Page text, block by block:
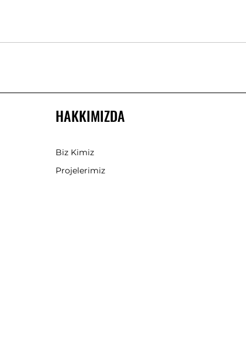
HAKKIMIZDA
Biz Kimiz
Projelerimiz